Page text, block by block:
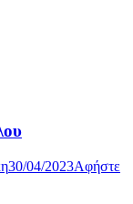
30/04/2023Αφήστε